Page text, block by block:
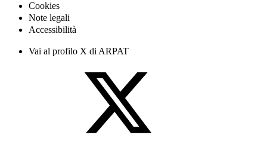
Cookies
Note legali
Accessibilità
Vai al profilo X di ARPAT